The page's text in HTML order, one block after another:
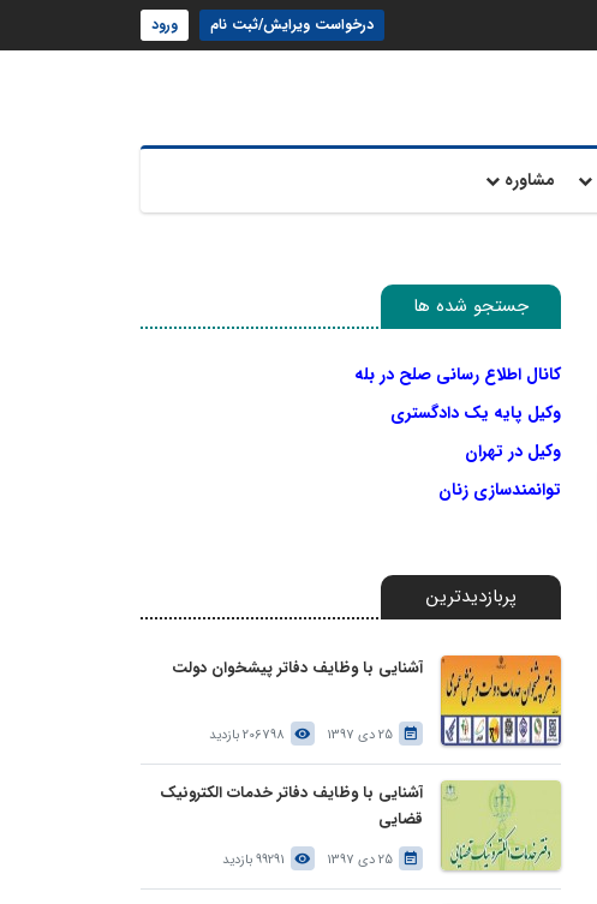
درخواست ویرایش/ثبت نام ورود
مشاوره
جستجو شده ها
کانال اطلاع رسانی صلح در بله
وکیل پایه یک دادگستری
وکیل در تهران
توانمندسازی زنان
پربازدیدترین
آشنایی با وظایف دفاتر پیشخوان دولت
25 دی 1397 206798 بازدید
آشنایی با وظایف دفاتر خدمات الکترونیک
قضایی
25 دی 1397 99291 بازدید